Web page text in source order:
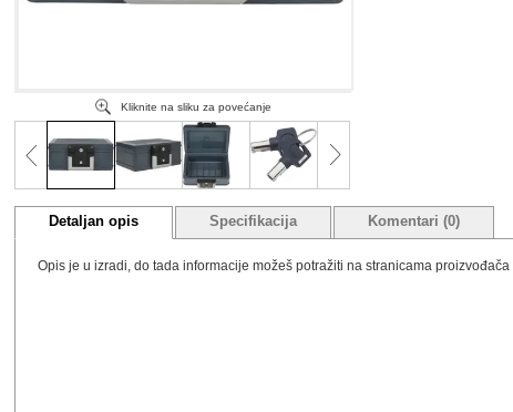
Kliknite na sliku za povećanje
Detaljan opis Specifikacija Komentari (0)
Opis je u izradi, do tada informacije možeš potražiti na stranicama